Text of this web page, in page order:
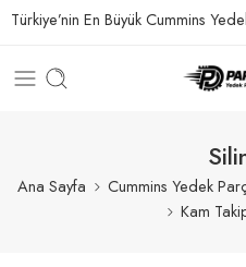
Türkiye’nin En Büyük Cummins
Ana Sayfa Cummins Yedek
Kam